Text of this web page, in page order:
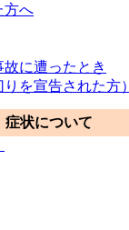
方へ
に遭ったとき
を宣告された方）
症状について